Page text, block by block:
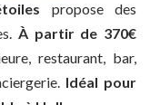
propose des
À partir de 370€
restaurant, bar,
Idéal pour